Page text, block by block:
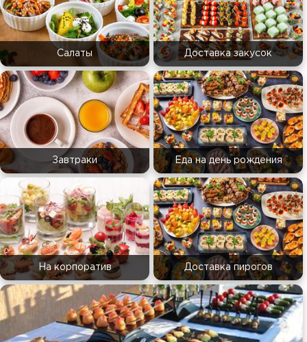
Салаты Доставка закусок
Завтраки Еда на день рождения
На корпоратив Доставка пирогов